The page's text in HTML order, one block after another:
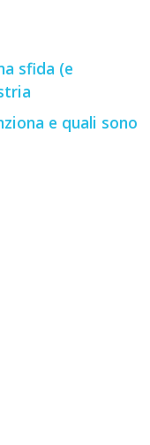
sfida (e
e quali sono